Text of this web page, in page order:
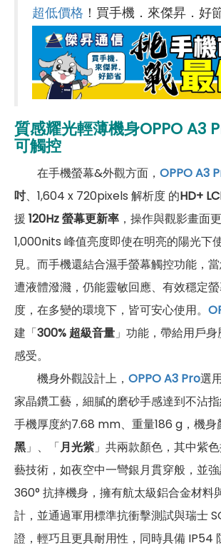
超低價格 ！買手機．來傑昇．好
質感耀光輕薄機身OPPO A3
可觸控
在手機螢幕&外觀方面， OPPO A3
吋、1,604 x 720pixels 解析度 的HD+
援 120Hz 螢幕更新率 ，操作與觀影畫面
1,000nits 峰值亮度即使在明亮的陽光下
見。而手機還結合濕手螢幕觸控功能，
遭液體潑濺，仍能靈敏回應、有效穩定
度，在多變的環境下，皆可安心使用。
建「300% 超級音量 」功能，帶給用戶
感受。
機身外觀設計上， OPPO A3 Pro選
家晶鑽工藝，細膩的磨砂手感達到不沾指
手機厚度約7.68 mm、重量186 g，機身
黑 」、「月光紫 」共兩款顏色，其中紫
藝技術，如夜空中一彎銀月貫穿般，並
360° 抗摔機身，擁有航太級鋁合金材料
計，並通過軍用標準抗衝擊測試與瑞士
證，輕巧且更具耐用性，同時具備 IP54